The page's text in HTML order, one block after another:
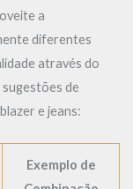
a
diferentes
através do
de
e jeans:
Exemplo de